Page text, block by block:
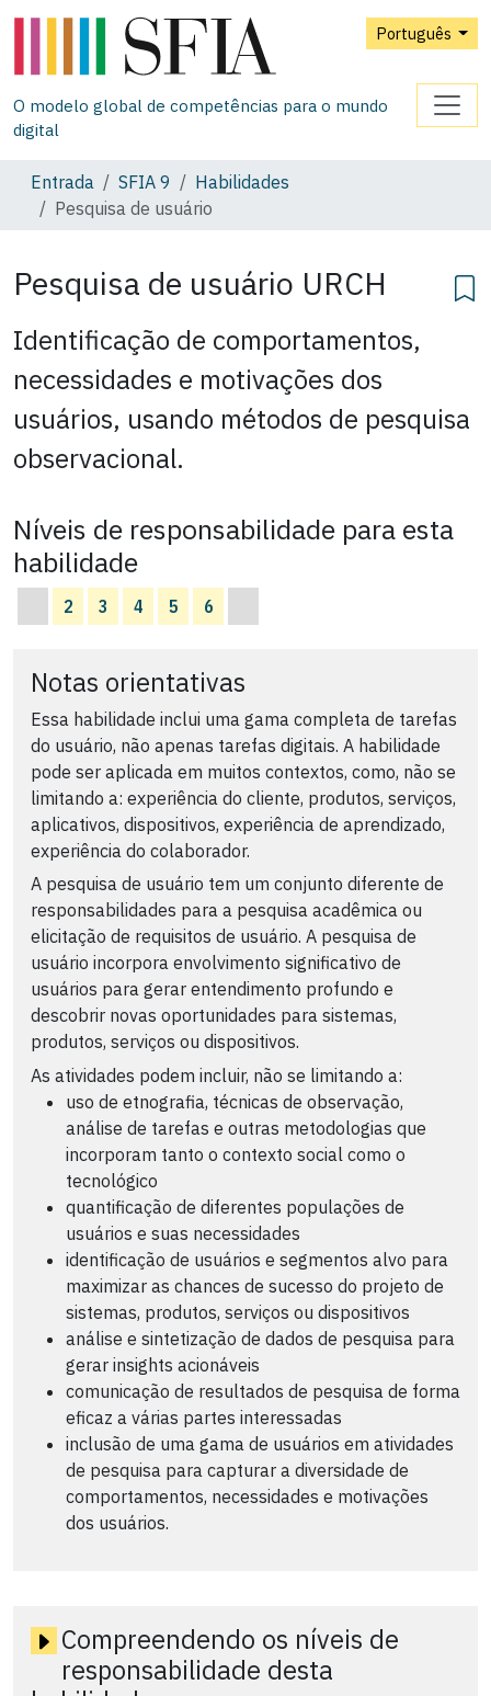
Português
O modelo global de competências para o mundo
digital
Entrada SFIA 9
Habilidades
Pesquisa de usuário
Pesquisa de usuário URCH
Identificação de comportamentos,
necessidades e motivações dos
usuários, usando métodos de pesquisa
observacional.
Níveis de responsabilidade para esta
habilidade
2 3 4 5 6
Notas orientativas
Essa habilidade inclui uma gama completa de tarefas
do usuário, não apenas tarefas digitais. A habilidade
pode ser aplicada em muitos contextos, como, não se
limitando a: experiência do cliente, produtos, serviços,
aplicativos, dispositivos, experiência de aprendizado,
experiência do colaborador.
A pesquisa de usuário tem um conjunto diferente de
responsabilidades para a pesquisa acadêmica ou
elicitação de requisitos de usuário. A pesquisa de
usuário incorpora envolvimento significativo de
usuários para gerar entendimento profundo e
descobrir novas oportunidades para sistemas,
produtos, serviços ou dispositivos.
As atividades podem incluir, não se limitando a:
uso de etnografia, técnicas de observação,
análise de tarefas e outras metodologias que
incorporam tanto o contexto social como o
tecnológico
quantificação de diferentes populações de
usuários e suas necessidades
identificação de usuários e segmentos alvo para
maximizar as chances de sucesso do projeto de
sistemas, produtos, serviços ou dispositivos
análise e sintetização de dados de pesquisa para
gerar insights acionáveis
comunicação de resultados de pesquisa de forma
eficaz a várias partes interessadas
inclusão de uma gama de usuários em atividades
de pesquisa para capturar a diversidade de
comportamentos, necessidades e motivações
dos usuários.
Compreendendo os níveis de
responsabilidade desta